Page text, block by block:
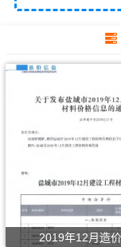
2019年12月造